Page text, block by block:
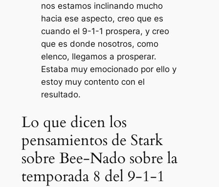
nos estamos inclinando mucho
hacia ese aspecto, creo que es
cuando el 9-1-1 prospera, y creo
que es donde nosotros, como
elenco, llegamos a prosperar.
Estaba muy emocionado por ello y
estoy muy contento con el
resultado.
Lo que dicen los
pensamientos de Stark
sobre Bee-Nado sobre la
temporada 8 del 9-1-1